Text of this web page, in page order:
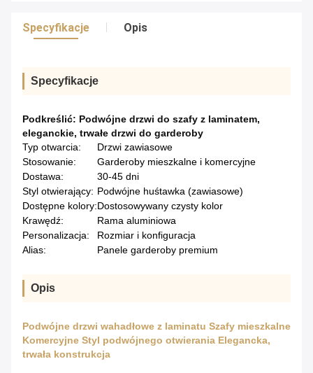
Specyfikacje Opis
Specyfikacje
Podkreślić: Podwójne drzwi do szafy z laminatem,
eleganckie, trwałe drzwi do garderoby
Typ otwarcia:
Drzwi zawiasowe
Stosowanie:
Garderoby mieszkalne i komercyjne
Dostawa:
30-45 dni
Styl otwierający: Podwójne huśtawka (zawiasowe)
Dostępne kolory:Dostosowywany czysty kolor
Krawędź:
Rama aluminiowa
Personalizacja:
Rozmiar i konfiguracja
Alias:
Panele garderoby premium
Opis
Podwójne drzwi wahadłowe z laminatu Szafy mieszkalne
Komercyjne Styl podwójnego otwierania Elegancka,
trwała konstrukcja